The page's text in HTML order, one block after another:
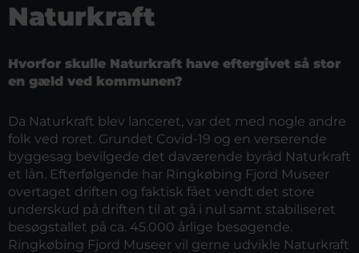
Naturkraft
Hvorfor skulle Naturkraft have eftergivet så stor
en gæld ved kommunen?
Da Naturkraft blev lanceret, var det med nogle andre
folk ved roret. Grundet Covid-19 og en verserende
byggesag bevilgede det daværende byråd Naturkraft
et lån. Efterfølgende har Ringkøbing Fjord Museer
overtaget driften og faktisk fået vendt det store
underskud på driften til at gå i nul samt stabiliseret
besøgstallet på ca. 45.000 årlige besøgende.
Ringkøbing Fjord Museer vil gerne udvikle Naturkraft